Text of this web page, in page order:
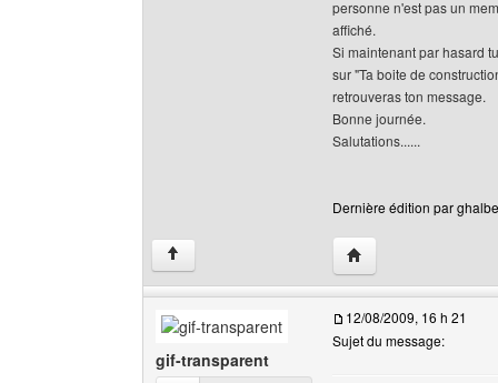
personne n'est pas un
affiché.
Si maintenant par hasard
sur "Ta boite de
retrouveras ton message.
Bonne journée.
Salutations......
Dernière édition par
↑ Visiter le site web
gif-transparent
12/08/2009, 16 h 21
Sujet du message: